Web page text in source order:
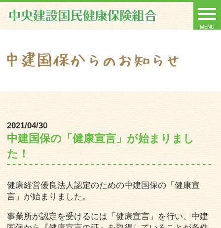
MENU
2021/04/30
中建国保の「健康宣言」が始まりまし
た！
健康経営優良法人認定のための中建国保の「健康宣
言」が始まりました。
事業所が認定を受けるには「健康宣言」を行い、中建